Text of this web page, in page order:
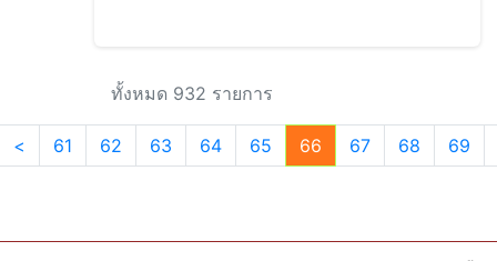
ทั้งหมด 932 รายการ
< 61 62 63 64 65 66 67 68 69